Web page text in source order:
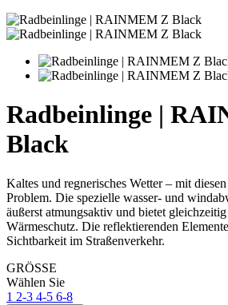
Radbeinlinge |
Black
Kaltes und regnerisches Wetter – mit
Problem. Die spezielle wasser- und
äußerst atmungsaktiv und bietet
Wärmeschutz. Die reflektierenden
Sichtbarkeit im Straßenverkehr.
GRÖSSE
Wählen Sie
1 2-3 4-5 6-8